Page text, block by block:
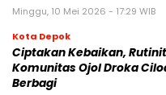
Minggu, 10 Mei 2026 - 17:29 WIB
Kota Depok
Ciptakan Kebaikan,
Komunitas Ojol Droka
Berbagi